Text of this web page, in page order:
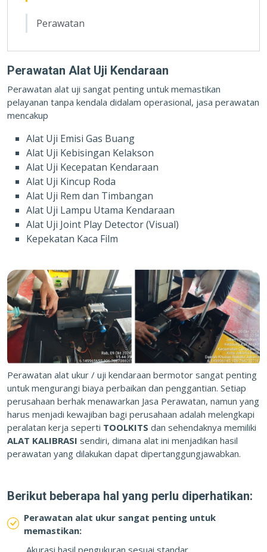
Perawatan
Perawatan Alat Uji Kendaraan
Perawatan alat uji sangat penting untuk memastikan
pelayanan tanpa kendala didalam operasional, jasa perawatan
mencakup
Alat Uji Emisi Gas Buang
Alat Uji Kebisingan Kelakson
Alat Uji Kecepatan Kendaraan
Alat Uji Kincup Roda
Alat Uji Rem dan Timbangan
Alat Uji Lampu Utama Kendaraan
Alat Uji Joint Play Detector (Visual)
Kepekatan Kaca Film
Perawatan alat ukur / uji kendaraan bermotor sangat penting
untuk mengurangi biaya perbaikan dan penggantian. Setiap
perusahaan berhak menawarkan Jasa Perawatan, namun yang
harus menjadi kewajiban bagi perusahaan adalah melengkapi
peralatan kerja seperti TOOLKITS dan sehendaknya memiliki
ALAT KALIBRASI sendiri, dimana alat ini menjadikan hasil
perawatan yang dilakukan dapat dipertanggungjawabkan.
Berikut beberapa hal yang perlu diperhatikan:
Perawatan alat ukur sangat penting untuk
memastikan:
Akurasi hasil pengukuran sesuai standar